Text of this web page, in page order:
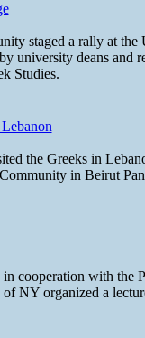
staged a rally at
university deans and
Studies.
the Greeks in
in Beirut
cooperation with the
NY organized a